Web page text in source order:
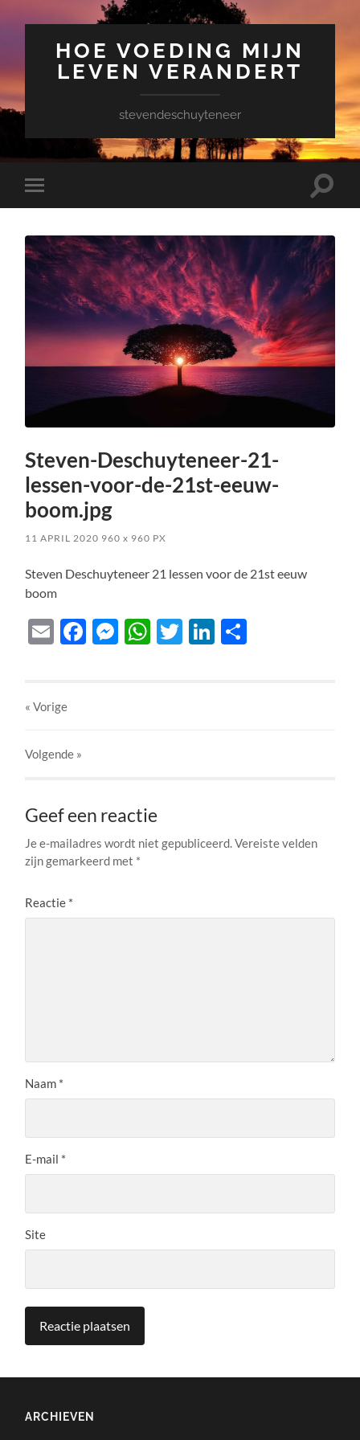
HOE VOEDING MIJN
LEVEN VERANDERT
stevendeschuyteneer
Toggle
mobiel
Toggle
Steven-Deschuyteneer-21-
lessen-voor-de-21st-eeuw-
boom.jpg
11 APRIL 2020 960x 960 PX
Steven Deschuyteneer 21 lessen voor de 21st eeuw
boom
EmailFacebook
Messenger
WhatsApp
TwitterLinkedIn
« Vorige
Volgende »
Geef een reactie
Je e-mailadres wordt niet gepubliceerd.Vereiste velden
zijn gemarkeerd met *
Reactie *
Naam *
E-mail *
Site
ARCHIEVEN